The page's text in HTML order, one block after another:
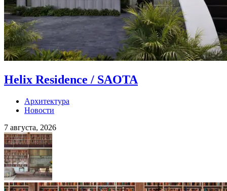
Helix Residence / SAOTA
Архитектура
Новости
7 августа, 2026